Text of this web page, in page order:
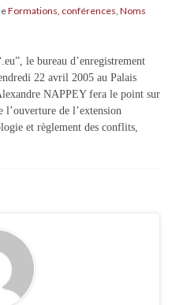
Formations, conférences Noms
le bureau d’enregistrement
22 avril 2005 au Palais
NAPPEY fera le point sur
l’ouverture de l’extension
et règlement des conflits,